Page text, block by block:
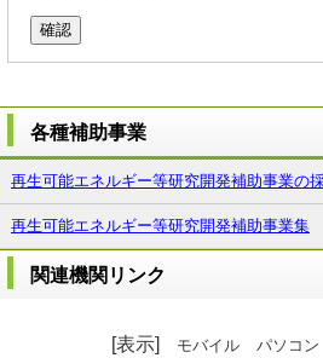
各種補助事業
再生可能エネルギー等研究開発補助事業の
再生可能エネルギー等研究開発補助事業集
関連機関リンク
[表示] モバイル パソコン